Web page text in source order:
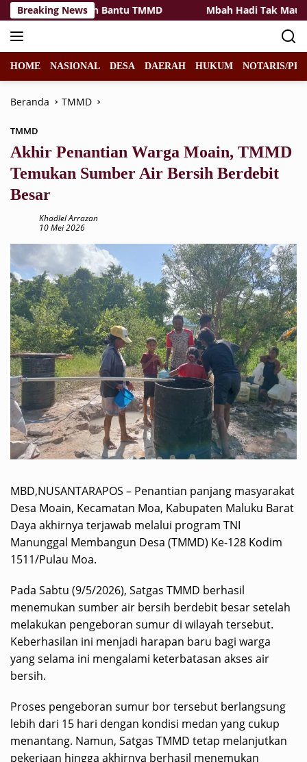
Langsung
ke
konten
Breaking News
Tak Kenal Lelah Bantu TMMD Mbah Hadi Tak Mau
HOME NASIONAL DESA DAERAH HUKUM NOTARIS/
Beranda TMMD
TMMD
Akhir Penantian Warga Moain, TMMD
Temukan Sumber Air Bersih Berdebit
Besar
Khadlel Arrazan
10 Mei 2026
MBD,NUSANTARAPOS – Penantian panjang masyarakat
Desa Moain, Kecamatan Moa, Kabupaten Maluku Barat
Daya akhirnya terjawab melalui program TNI
Manunggal Membangun Desa (TMMD) Ke-128 Kodim
1511/Pulau Moa.
Pada Sabtu (9/5/2026), Satgas TMMD berhasil
menemukan sumber air bersih berdebit besar setelah
melakukan pengeboran sumur di wilayah tersebut.
Keberhasilan ini menjadi harapan baru bagi warga
yang selama ini mengalami keterbatasan akses air
bersih.
Proses pengeboran sumur bor tersebut berlangsung
lebih dari 15 hari dengan kondisi medan yang cukup
menantang. Namun, Satgas TMMD tetap melanjutkan
pekerjaan hingga akhirnya berhasil menemukan